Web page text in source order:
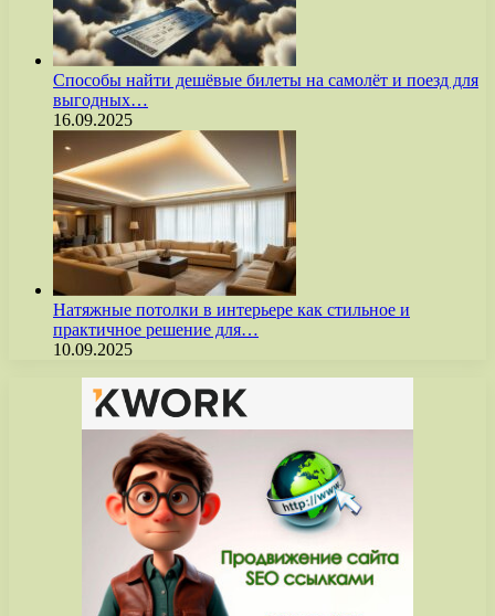
Способы найти дешёвые билеты на самолёт и поезд для
выгодных…
16.09.2025
Натяжные потолки в интерьере как стильное и
практичное решение для…
10.09.2025